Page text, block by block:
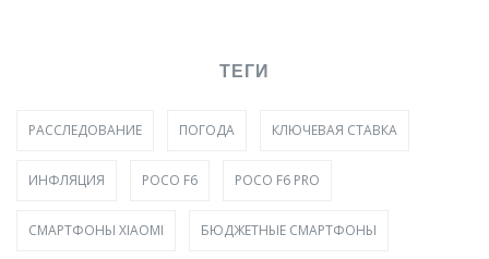
ТЕГИ
РАССЛЕДОВАНИЕ ПОГОДА КЛЮЧЕВАЯ СТАВКА
ИНФЛЯЦИЯ POCO F6 POCO F6 PRO
СМАРТФОНЫ XIAOMI БЮДЖЕТНЫЕ СМАРТФОНЫ